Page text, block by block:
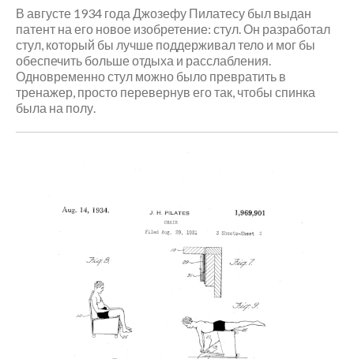
Практика заземления.
Аудионастройка
Упражнение для снятия
напряжения с мышц глаз.
упражнений на пресс? |
Качаю пресс - надувается
живот
к записи Пилатес на
реформере – волшебство
движения
Сдерживаться – вредно! |Тело
- хранилище норм
Пилатес на тренажере Wunda
Chair
Обогащенная среда. Как
продлить себе жизнь. |
В августе 1934 года Джозефу Пилатесу был выдан
патент на его новое изобретение: стул. Он разработал
стул, который бы лучше поддерживал тело и мог бы
обеспечить больше отдыха и расслабления.
Одновременно стул можно было превратить в
тренажер, просто перевернув его так, чтобы спинка
была на полу.